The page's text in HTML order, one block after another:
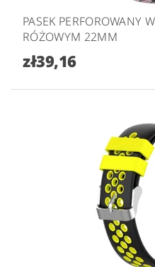
PASEK PERFOROWANY
RÓŻOWYM 22MM
zł39,16